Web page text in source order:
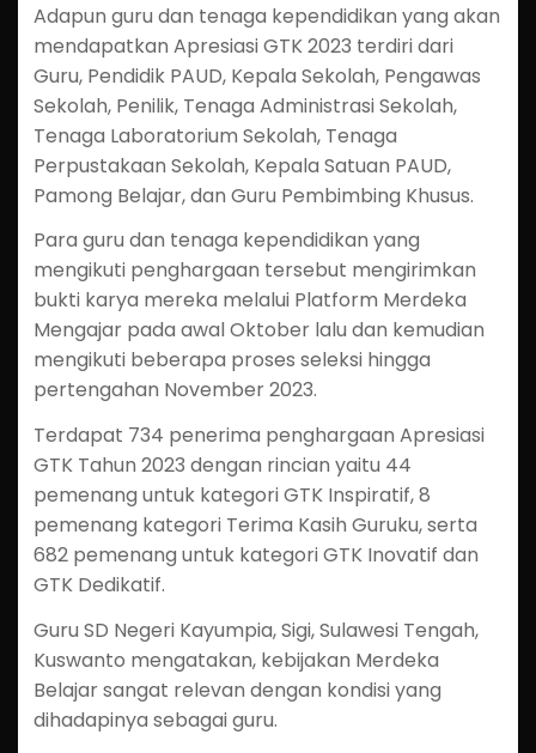
Adapun guru dan tenaga kependidikan yang akan
mendapatkan Apresiasi GTK 2023 terdiri dari
Guru, Pendidik PAUD, Kepala Sekolah, Pengawas
Sekolah, Penilik, Tenaga Administrasi Sekolah,
Tenaga Laboratorium Sekolah, Tenaga
Perpustakaan Sekolah, Kepala Satuan PAUD,
Pamong Belajar, dan Guru Pembimbing Khusus.
Para guru dan tenaga kependidikan yang
mengikuti penghargaan tersebut mengirimkan
bukti karya mereka melalui Platform Merdeka
Mengajar pada awal Oktober lalu dan kemudian
mengikuti beberapa proses seleksi hingga
pertengahan November 2023.
Terdapat 734 penerima penghargaan Apresiasi
GTK Tahun 2023 dengan rincian yaitu 44
pemenang untuk kategori GTK Inspiratif, 8
pemenang kategori Terima Kasih Guruku, serta
682 pemenang untuk kategori GTK Inovatif dan
GTK Dedikatif.
Guru SD Negeri Kayumpia, Sigi, Sulawesi Tengah,
Kuswanto mengatakan, kebijakan Merdeka
Belajar sangat relevan dengan kondisi yang
dihadapinya sebagai guru.